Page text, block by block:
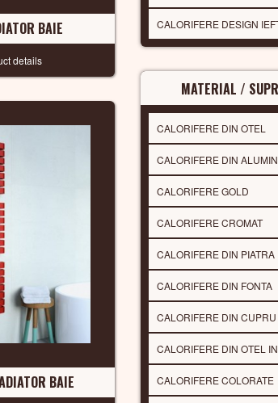
BAIE
details
BAIE
CALORIFERE DESIGN
MATERIAL /
CALORIFERE DIN OTEL
CALORIFERE DIN
CALORIFERE GOLD
CALORIFERE CROMAT
CALORIFERE DIN PIATRA
CALORIFERE DIN FONTA
CALORIFERE DIN CUPRU
CALORIFERE DIN OTEL
CALORIFERE COLORATE